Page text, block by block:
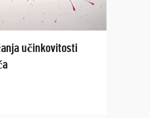
učinkovitosti